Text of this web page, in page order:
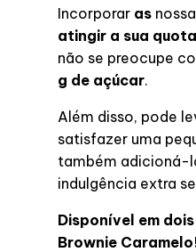
Incorporar as
atingir a sua
não se preocupe
g de açúcar.
Além disso, pode
satisfazer uma
também adicioná-
indulgência extra
Disponível em
Brownie